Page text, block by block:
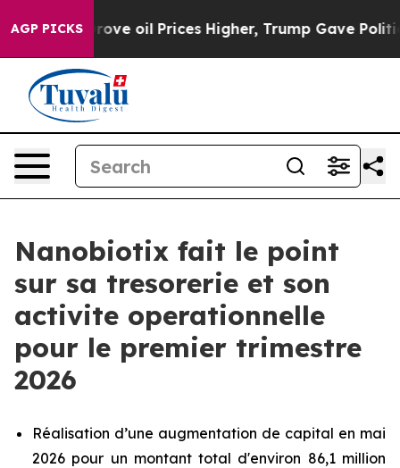
AGP PICKSoil Prices Higher, Trump Gave Politically
Nanobiotix fait le point
sur sa tresorerie et son
activite operationnelle
pour le premier trimestre
2026
Réalisation d’une augmentation de capital en mai
2026 pour un montant total d'environ 86,1 million